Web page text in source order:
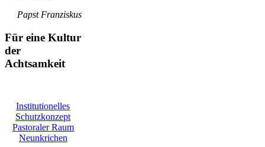
Papst Franziskus
Für eine Kultur
der
Achtsamkeit
Institutionelles
Schutzkonzept
Pastoraler Raum
Neunkrichen